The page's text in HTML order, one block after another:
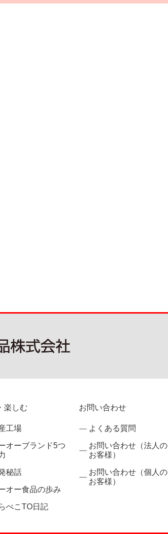
楽しむ
工場
オーブランド5つ
秘話
オー食品の歩み
ぺこTO日記
お問い合わせ
よくある質問
お問い合わせ（法人の
お客様）
お問い合わせ（個人の
お客様）